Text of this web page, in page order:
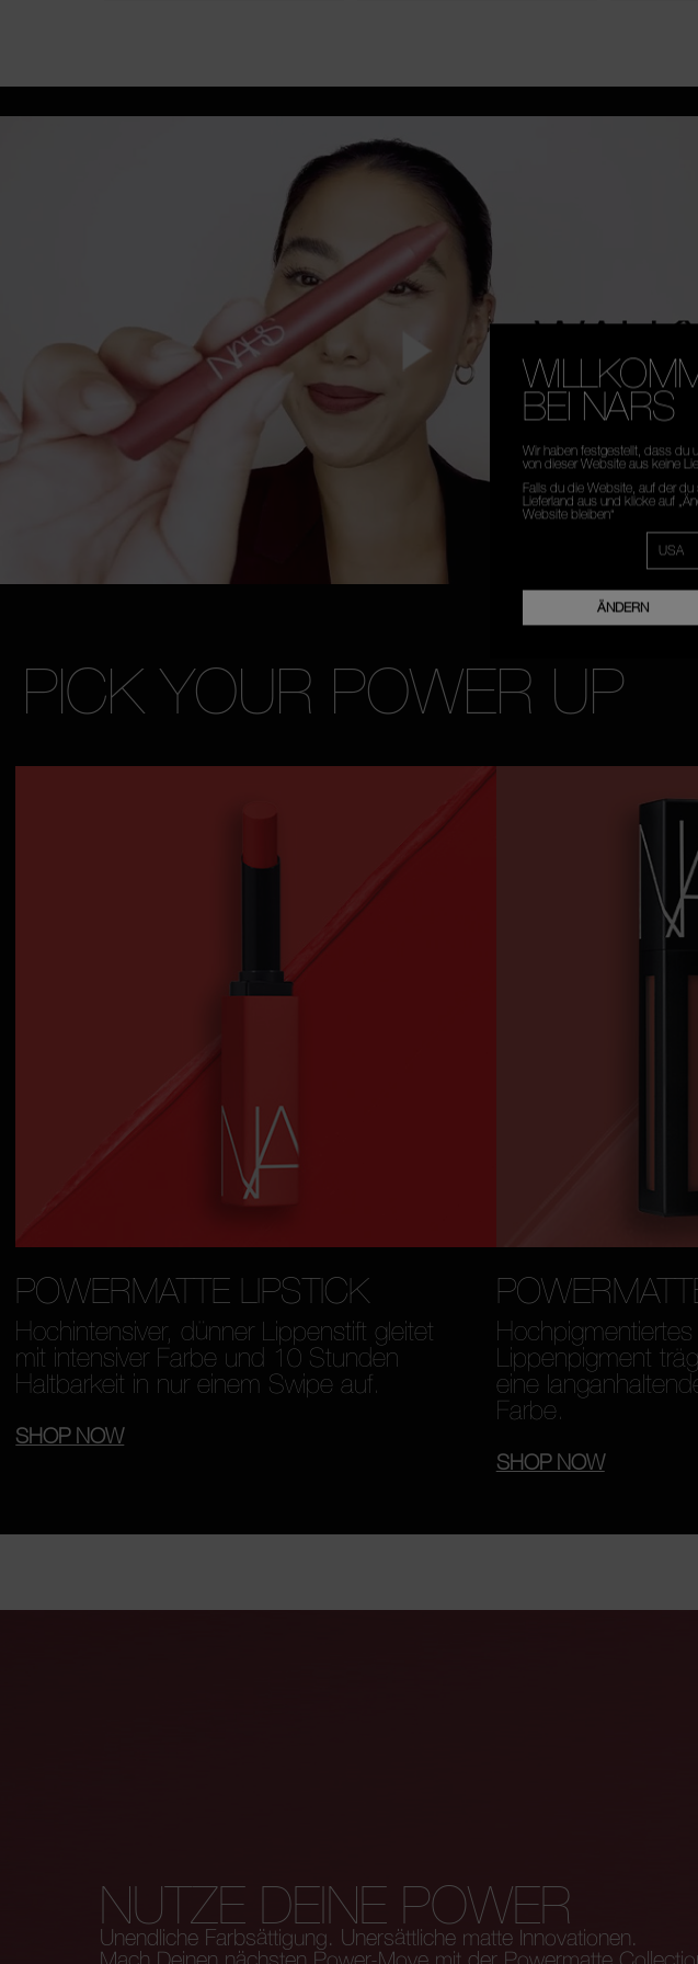
PICK YOUR POWER UP
POWERMATTE LIPSTICK
Hochintensiver, dünner Lippenstift gleitet
mit intensiver Farbe und 10 Stunden
Haltbarkeit in nur einem Swipe auf.
SHOP NOW
Hochpigmentiertes
Lippenpigment
eine
Farbe.
SHOP NOW
NUTZE DEINE POWER
Unendliche Farbsättigung. Unersättliche matte Innovationen.
Mach Deinen nächsten Power-Move mit der Powermatte
BEI NARS
Wir haben festgestellt, dass du
von dieser Website aus keine
Falls du die Website, auf der
Lieferland aus und klicke auf
Website bleiben“
ÄNDERN